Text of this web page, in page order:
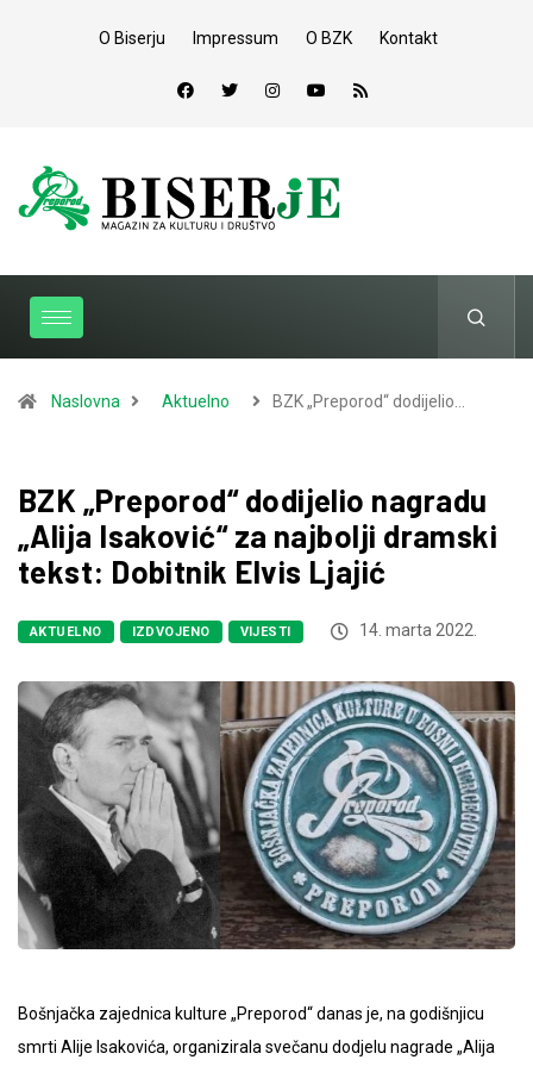
O Biserju Impressum O BZK Kontakt
Naslovna Aktuelno BZK „Preporod“ dodijelio…
BZK „Preporod“ dodijelio nagradu
„Alija Isaković“ za najbolji dramski
tekst: Dobitnik Elvis Ljajić
AKTUELNO IZDVOJENO VIJESTI 14. marta 2022.
Bošnjačka zajednica kulture „Preporod“ danas je, na godišnjicu
smrti Alije Isakovića, organizirala svečanu dodjelu nagrade „Alija